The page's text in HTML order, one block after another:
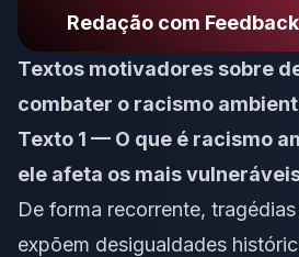
Redação com
Textos motivadores sobre
combater o racismo
Texto 1 — O que é racismo
ele afeta os mais
De forma recorrente,
expõem desigualdades